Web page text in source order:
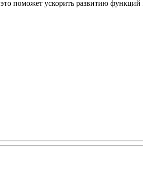
это поможет ускорить развитию функций